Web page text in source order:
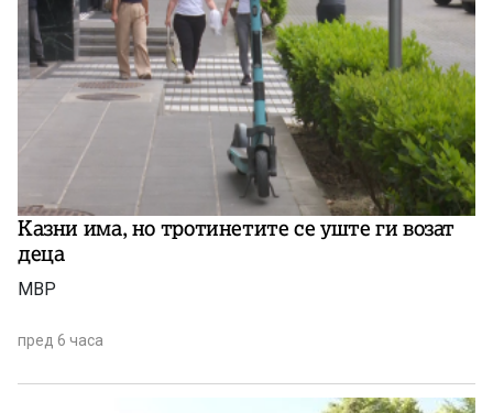
Казни има, но тротинетите се уште ги возат
деца
МВР
пред 6 часа